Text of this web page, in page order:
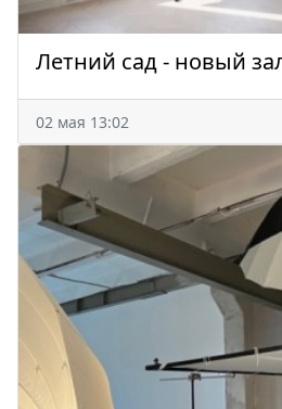
Летний сад - новый
02 мая 13:02